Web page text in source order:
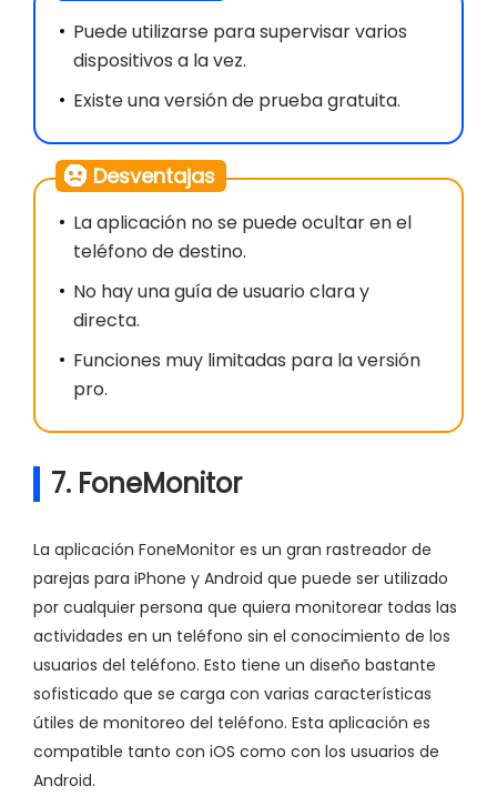
Puede utilizarse para supervisar varios
dispositivos a la vez.
Existe una versión de prueba gratuita.
Desventajas
La aplicación no se puede ocultar en el
teléfono de destino.
No hay una guía de usuario clara y
directa.
Funciones muy limitadas para la versión
pro.
7. FoneMonitor
La aplicación FoneMonitor es un gran rastreador de
parejas para iPhone y Android que puede ser utilizado
por cualquier persona que quiera monitorear todas las
actividades en un teléfono sin el conocimiento de los
usuarios del teléfono. Esto tiene un diseño bastante
sofisticado que se carga con varias características
útiles de monitoreo del teléfono. Esta aplicación es
compatible tanto con iOS como con los usuarios de
Android.